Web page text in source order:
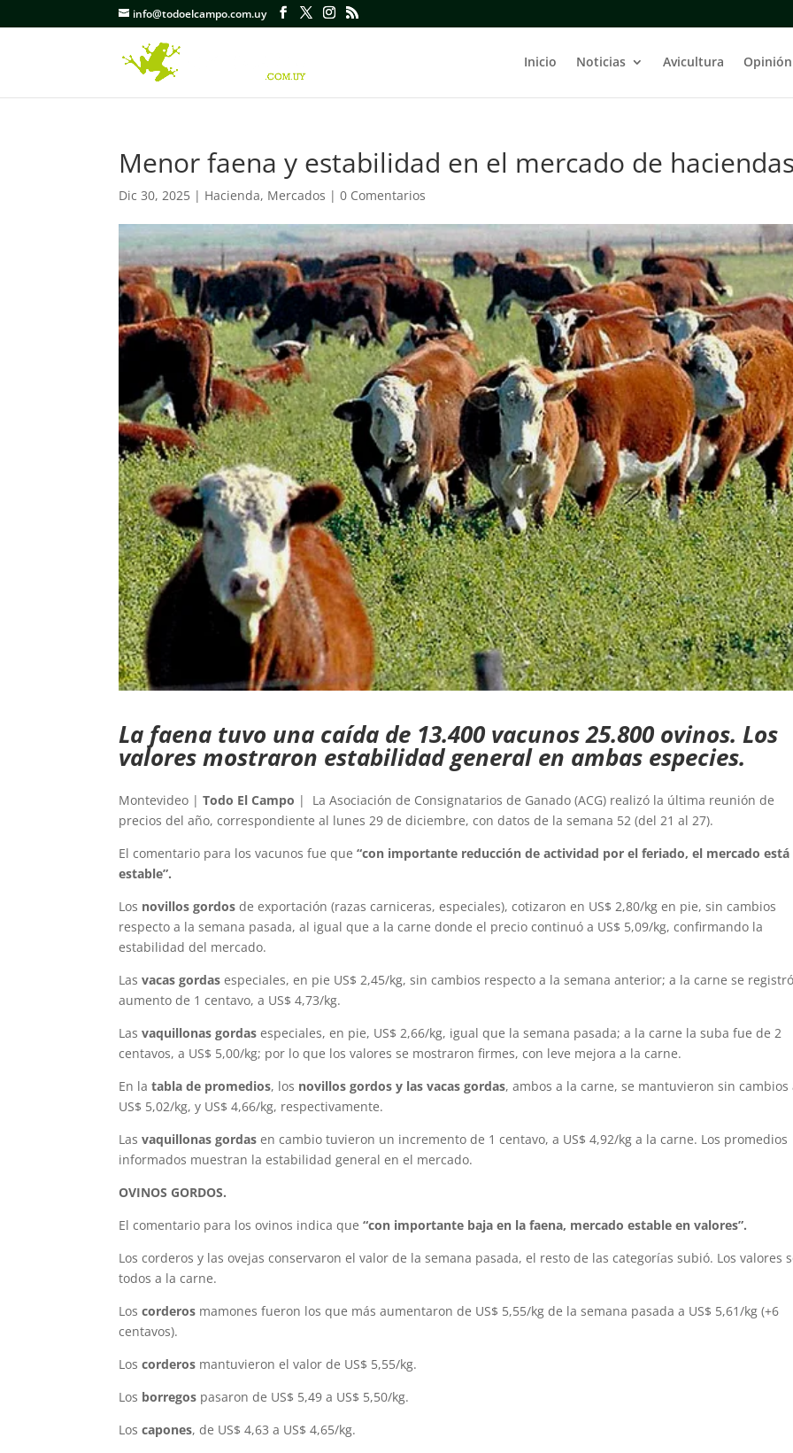
info@todoelcampo.com.uy
Inicio Noticias Avicultura Opinión
Menor faena y estabilidad en el mercado de
Dic 30, 2025 | Hacienda, Mercados |0 Comentarios
La faena tuvo una caída de 13.400 vacunos 25.800 ovinos. Los
valores mostraron estabilidad general en ambas especies.
Montevideo |Todo El Campo | La Asociación de Consignatarios de Ganado (ACG) realizó la última reunión de
precios del año, correspondiente al lunes 29 de diciembre, con datos de la semana 52 (del 21 al 27).
El comentario para los vacunos fue que“con importante reducción de actividad por el feriado, el mercado está
estable”.
Los novillos gordos de exportación (razas carniceras, especiales), cotizaron en US$ 2,80/kg en pie, sin cambios
respecto a la semana pasada, al igual que a la carne donde el precio continuó a US$ 5,09/kg, confirmando la
estabilidad del mercado.
Lasvacas gordas especiales, en pie US$ 2,45/kg, sin cambios respecto a la semana anterior; a la carne se
aumento de 1 centavo, a US$ 4,73/kg.
Lasvaquillonas gordas especiales, en pie, US$ 2,66/kg, igual que la semana pasada; a la carne la suba fue de 2
centavos, a US$ 5,00/kg; por lo que los valores se mostraron firmes, con leve mejora a la carne.
En latabla de promedios, los novillos gordos y las vacas gordas, ambos a la carne, se mantuvieron sin cambios
US$ 5,02/kg, y US$ 4,66/kg, respectivamente.
Lasvaquillonas gordas en cambio tuvieron un incremento de 1 centavo, a US$ 4,92/kg a la carne. Los promedios
informados muestran la estabilidad general en el mercado.
OVINOS GORDOS.
El comentario para los ovinos indica que“con importante baja en la faena, mercado estable en valores”.
Los corderos y las ovejas conservaron el valor de la semana pasada, el resto de las categorías subió. Los valores
todos a la carne.
Loscorderos mamones fueron los que más aumentaron de US$ 5,55/kg de la semana pasada a US$ 5,61/kg (+6
centavos).
Loscorderos mantuvieron el valor de US$ 5,55/kg.
Los borregos pasaron de US$ 5,49 a US$ 5,50/kg.
Loscapones, de US$ 4,63 a US$ 4,65/kg.